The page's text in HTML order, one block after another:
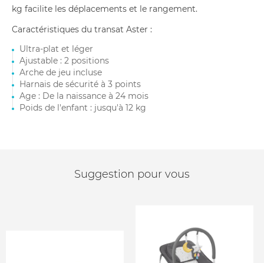
kg facilite les déplacements et le rangement.
Caractéristiques du transat Aster :
Ultra-plat et léger
Ajustable : 2 positions
Arche de jeu incluse
Harnais de sécurité à 3 points
Age : De la naissance à 24 mois
Poids de l'enfant : jusqu'à 12 kg
Suggestion pour vous